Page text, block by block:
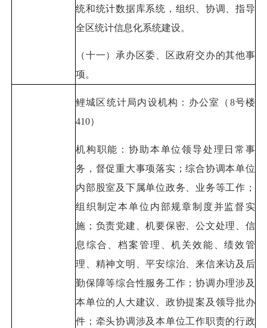
统和统计数据库系统，组织、协调、指导
全区统计信息化系统建设。
（十一）承办区委、区政府交办的其他事
项。
鲤城区统计局内设机构：办公室（8号楼
410）
机构职能：协助本单位领导处理日常事
务，督促重大事项落实；综合协调本单位
内部股室及下属单位政务、业务等工作；
组织制定本单位内部规章制度并监督实
施；负责党建、机要保密、公文处理、信
息综合、档案管理、机关效能、绩效管
理、精神文明、平安综治、来信来访及后
勤保障等综合性服务工作；协调办理涉及
本单位的人大建议、政协提案及领导批办
件；牵头协调涉及本单位工作职责的行政